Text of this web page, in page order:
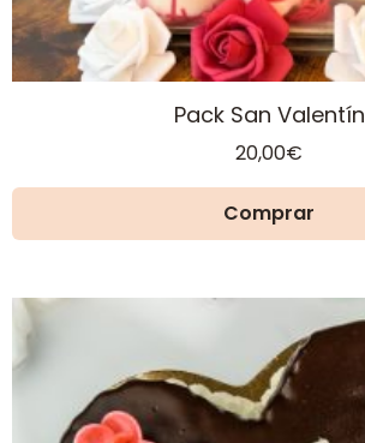
Pack San Valentín
20,00€
Comprar
Este
producto
tiene
múltiples
variantes.